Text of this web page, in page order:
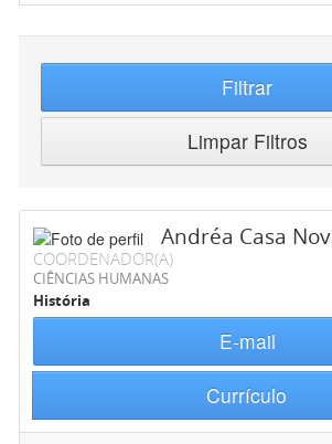
Filtrar
Limpar Filtros
Andréa Casa
COORDENADOR(A)
CIÊNCIAS HUMANAS
História
E-mail
Currículo